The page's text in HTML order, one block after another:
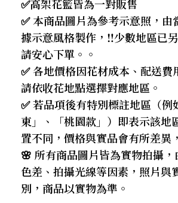
✅高架花籃皆為一對販售
✅ 本商品圖片為參考示意照，由
據示意風格製作，‼️少數地區已
請安心下單。。
✅ 各地價格因花材成本、配送費
請依收花地點選擇對應地區。
✅ 若品項後有特別標註地區（例
東」、「桃園款」）即表示該地
置不同，價格與實品會有所差異
🌸 所有商品圖片皆為實物拍攝
色差、拍攝光線等因素，照片與
別，商品以實物為準。